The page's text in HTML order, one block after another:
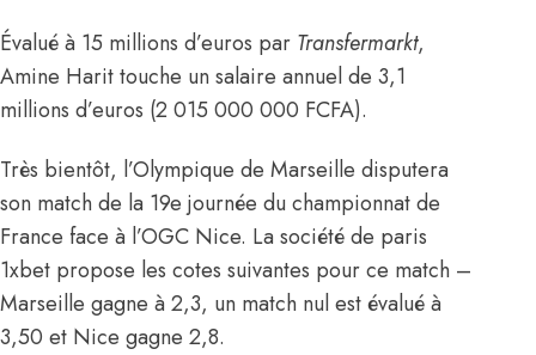
Évalué à 15 millions d’euros par Transfermarkt,
Amine Harit touche un salaire annuel de 3,1
millions d’euros (2 015 000 000 FCFA).
Très bientôt, l’Olympique de Marseille disputera
son match de la 19e journée du championnat de
France face à l’OGC Nice. La société de paris
1xbet propose les cotes suivantes pour ce match –
Marseille gagne à 2,3, un match nul est évalué à
3,50 et Nice gagne 2,8.